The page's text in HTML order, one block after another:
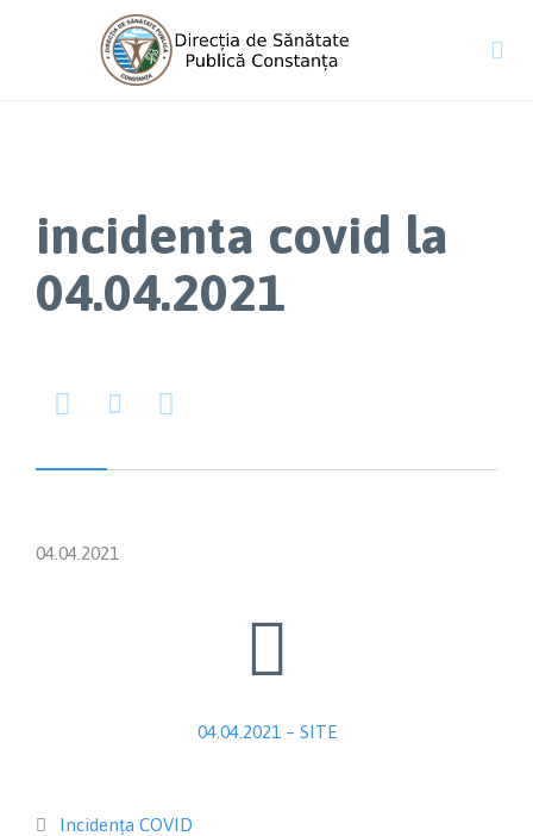

incidenta covid la
04.04.2021
  
04.04.2021

04.04.2021 – SITE
 Category
Incidența COVID